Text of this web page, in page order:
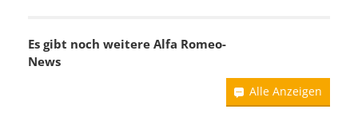
Es gibt noch weitere Alfa Romeo-
News
Alle Anzeigen